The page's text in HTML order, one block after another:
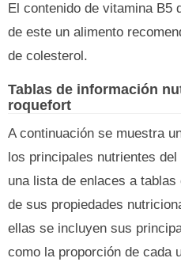
El contenido de vitamina B5
de este un alimento
de colesterol.
Tablas de información
roquefort
A continuación se muestra
los principales nutrientes
una lista de enlaces a
de sus propiedades
ellas se incluyen sus
como la proporción de cada